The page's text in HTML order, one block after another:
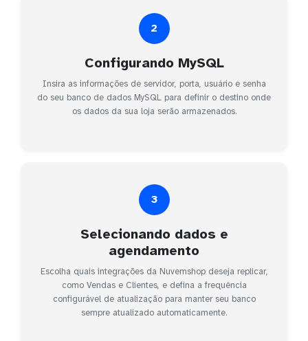
2
Configurando MySQL
Insira as informações de servidor, porta, usuário e senha
do seu banco de dados MySQL para definir o destino onde
os dados da sua loja serão armazenados.
3
Selecionando dados e
agendamento
Escolha quais integrações da Nuvemshop deseja replicar,
como Vendas e Clientes, e defina a frequência
configurável de atualização para manter seu banco
sempre atualizado automaticamente.